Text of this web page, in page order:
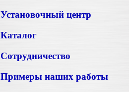
Установочный центр
Каталог
Сотрудничество
Примеры наших работы